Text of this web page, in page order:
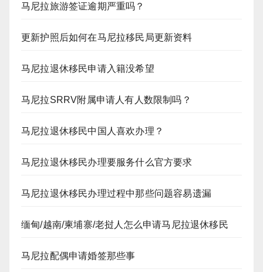
马尼拉旅游签证逾期严重吗？
更新护照后如何在马尼拉移民局更新资料
马尼拉退休移民申请入籍没希望
马尼拉SRRV附属申请人有人数限制吗？
马尼拉退休移民中国人喜欢办理？
马尼拉退休移民办理要服务什么官方要求
马尼拉退休移民办理过程中那些问题容易遗漏
缅甸/越南/柬埔寨/老挝人怎么申请马尼拉退休移民
马尼拉配偶申请婚签那些事